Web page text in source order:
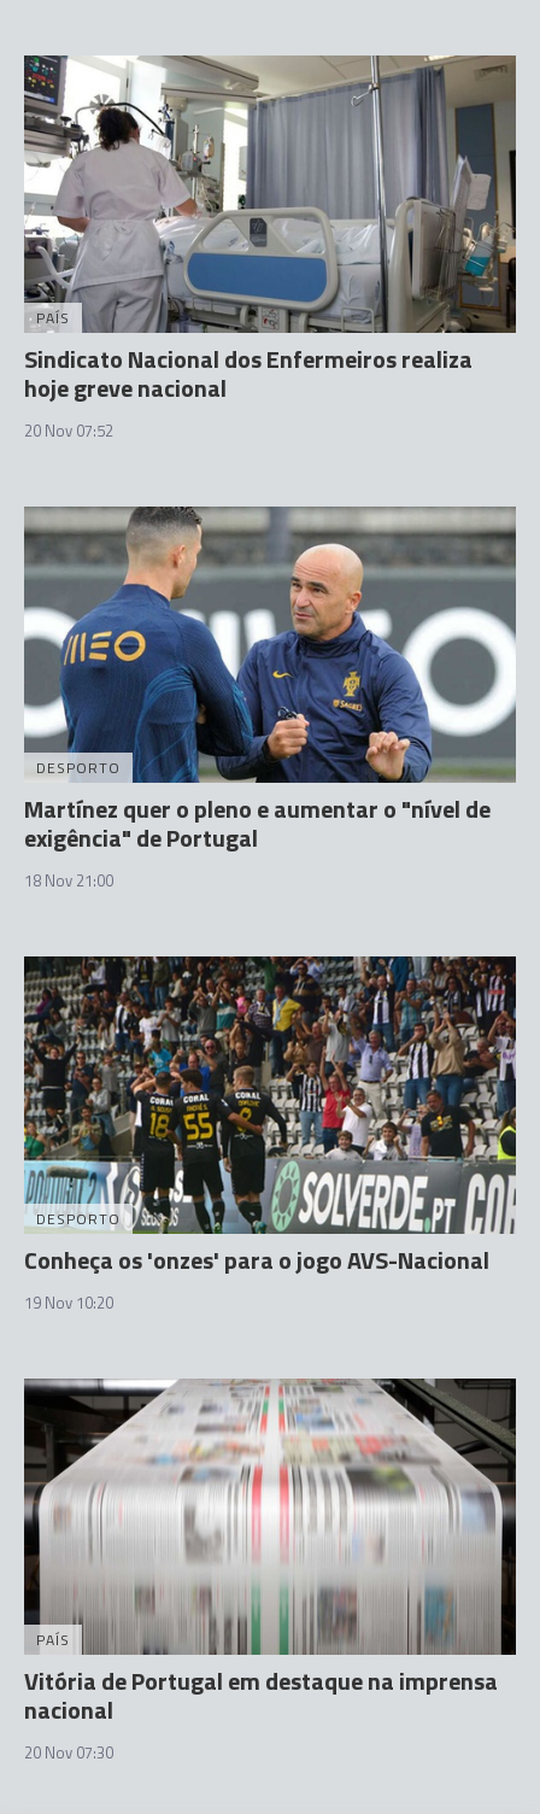
PAÍS
Sindicato Nacional dos Enfermeiros realiza
hoje greve nacional
20 Nov 07:52
DESPORTO
Martínez quer o pleno e aumentar o "nível de
exigência" de Portugal
18 Nov 21:00
DESPORTO
Conheça os 'onzes' para o jogo AVS-Nacional
19 Nov 10:20
PAÍS
Vitória de Portugal em destaque na imprensa
nacional
20 Nov 07:30